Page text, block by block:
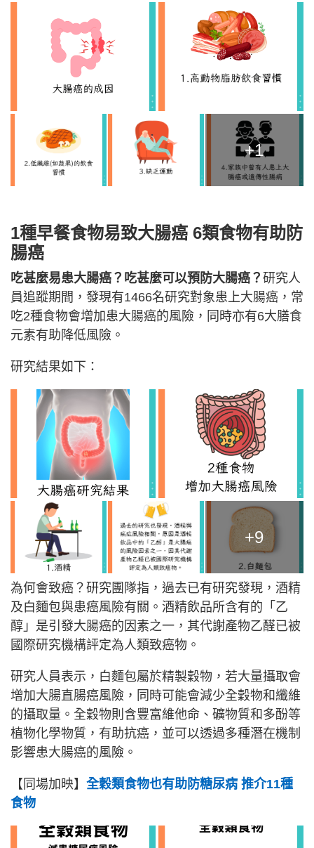
+1
1種早餐食物易致大腸癌 6類食物有助防
腸癌
吃甚麼易患大腸癌？吃甚麼可以預防大腸癌？ 研究人
員追蹤期間，發現有1466名研究對象患上大腸癌，常
吃2種食物會增加患大腸癌的風險，同時亦有6大膳食
元素有助降低風險。
研究結果如下：
+9
為何會致癌？研究團隊指，過去已有研究發現，酒精
及白麵包與患癌風險有關。酒精飲品所含有的「乙
醇」是引發大腸癌的因素之一，其代謝產物乙醛已被
國際研究機構評定為人類致癌物。
研究人員表示，白麵包屬於精製穀物，若大量攝取會
增加大腸直腸癌風險，同時可能會減少全穀物和纖維
的攝取量。全穀物則含豐富維他命、礦物質和多酚等
植物化學物質，有助抗癌，並可以透過多種潛在機制
影響患大腸癌的風險。
【同場加映】 全穀類食物也有助防糖尿病 推介11種
食物